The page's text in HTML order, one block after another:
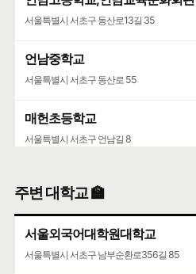
서울특별시 서초구 동산로13길 35
언남중학교
서울특별시 서초구 동산로 55
매헌초등학교
서울특별시 서초구 언남길 8
주변 대학교 🏫
서울외국어대학원대학교
서울특별시 서초구 남부순환로356길 85